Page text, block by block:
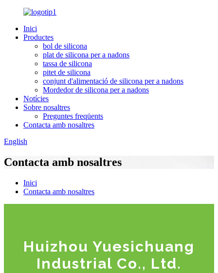
Inici
Productes
bol de silicona
plat de silicona per a nadons
tassa de silicona
pitet de silicona
conjunt d'alimentació de silicona per a nadons
Mordedor de silicona per a nadons
Notícies
Sobre nosaltres
Preguntes freqüents
Contacta amb nosaltres
English
Contacta amb nosaltres
Inici
Contacta amb nosaltres
Huizhou Yuesichuang
Industrial Co., Ltd.